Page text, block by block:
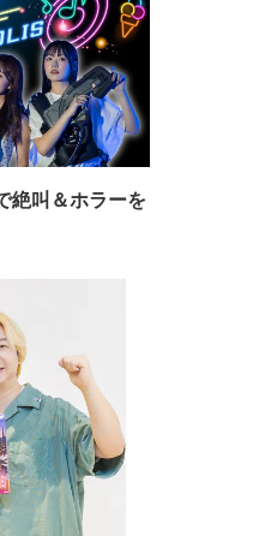
絶叫＆ホラーを